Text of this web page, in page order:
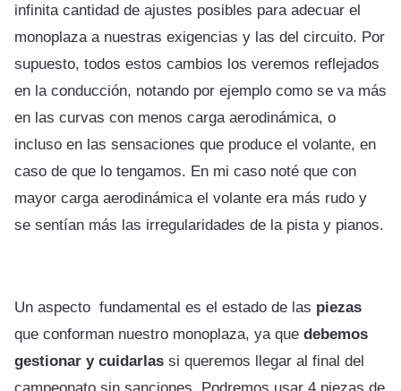
infinita cantidad de ajustes posibles para adecuar el
monoplaza a nuestras exigencias y las del circuito. Por
supuesto, todos estos cambios los veremos reflejados
en la conducción, notando por ejemplo como se va más
en las curvas con menos carga aerodinámica, o
incluso en las sensaciones que produce el volante, en
caso de que lo tengamos. En mi caso noté que con
mayor carga aerodinámica el volante era más rudo y
se sentían más las irregularidades de la pista y pianos.
Un aspecto fundamental es el estado de las piezas
que conforman nuestro monoplaza, ya que debemos
gestionar y cuidarlas si queremos llegar al final del
campeonato sin sanciones. Podremos usar 4 piezas de